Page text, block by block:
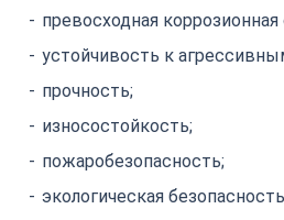
превосходная
устойчивость к
прочность;
износостойкость;
пожаробезопасность;
экологическая